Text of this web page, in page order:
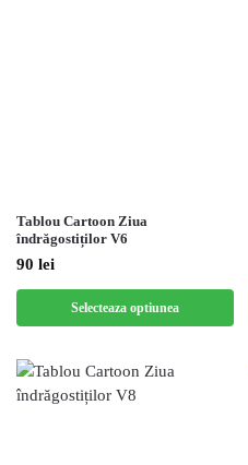
Tablou Cartoon Ziua
îndrăgostiților V6
90 lei
Selecteaza optiunea